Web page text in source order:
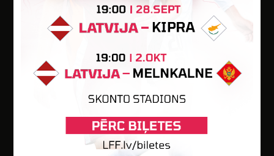
Starptautisks telpu futbola turnīrs Porečā
LATVIJA 1
Poreča, Horvātija
Min. Kart.